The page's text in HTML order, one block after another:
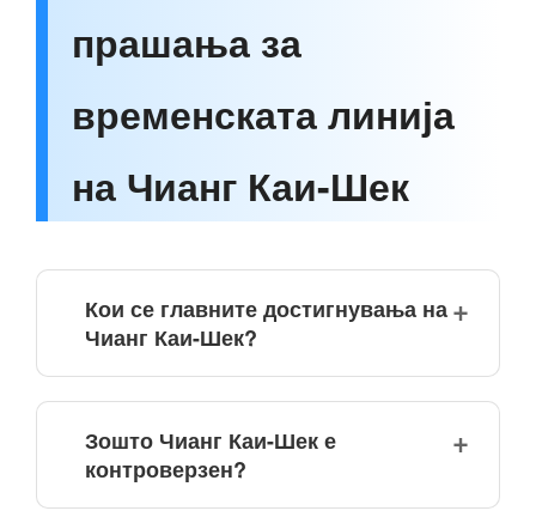
прашања за
временската линија
на Чианг Каи-Шек
Кои се главните достигнувања на
Чианг Каи-Шек?
Зошто Чианг Каи-Шек е
контроверзен?